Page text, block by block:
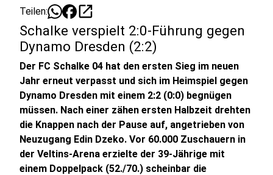
Teilen: open_in_new
Schalke verspielt 2:0-Führung gegen
Dynamo Dresden (2:2)
Der FC Schalke 04 hat den ersten Sieg im neuen
Jahr erneut verpasst und sich im Heimspiel gegen
Dynamo Dresden mit einem 2:2 (0:0) begnügen
müssen. Nach einer zähen ersten Halbzeit drehten
die Knappen nach der Pause auf, angetrieben von
Neuzugang Edin Dzeko. Vor 60.000 Zuschauern in
der Veltins-Arena erzielte der 39-Jährige mit
einem Doppelpack (52./70.) scheinbar die